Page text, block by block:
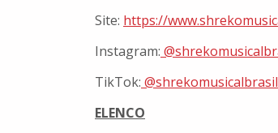
Site: https://www.
Instagram:
TikTok: @shrekomusicalbrasil
ELENCO